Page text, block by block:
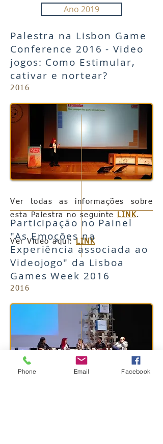
Ano 2019
Palestra na Lisbon Game
Conference 2016 - Video
jogos: Como Estimular,
cativar e nortear?
2016
Ver todas as informações sobre
esta Palestra no seguinte
LINK.
Ver Vídeo aqui:LINK
Participação no Painel
"As Emoções na
Experiência associada ao
Videojogo" da Lisboa
Games Week 2016
2016
Phone Email Facebook